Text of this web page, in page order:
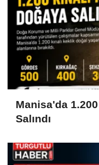
Manisa'da
Salındı